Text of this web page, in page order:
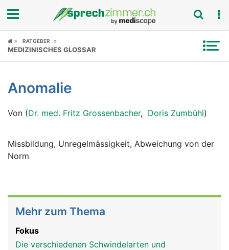
Fokus
Symptome
Untersuchungen
News
RATGEBER
MEDIZINISCHES GLOSSAR
Anomalie
Von (Dr. med. Fritz Grossenbacher, Doris Zumbühl)
Missbildung, Unregelmässigkeit, Abweichung von der
Norm
Mehr zum Thema
Fokus
Die verschiedenen Schwindelarten und